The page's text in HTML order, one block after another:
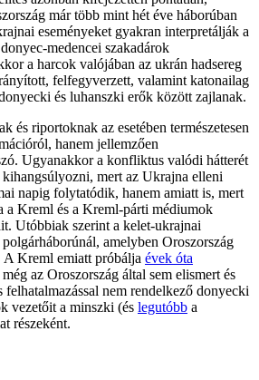
már több mint hét éve háborúban
eseményeket gyakran interpretálják a
medencei szakadárok
a harcok valójában az ukrán hadsereg
felfegyverzett, valamint katonailag
és luhanszki erők között zajlanak.
és riportoknak az esetében természetesen
hanem jellemzően
Ugyanakkor a konfliktus valódi hátterét
kihangsúlyozni, mert az Ukrajna elleni
napig folytatódik, hanem amiatt is, mert
a Kreml és a Kreml-párti médiumok
Utóbbiak szerint a kelet-ukrajnai
amelyben Oroszország
Kreml emiatt próbálja évek óta
az Oroszország által sem elismert és
nem rendelkező donyecki
vezetőit a minszki (és legutóbb a
részeként.